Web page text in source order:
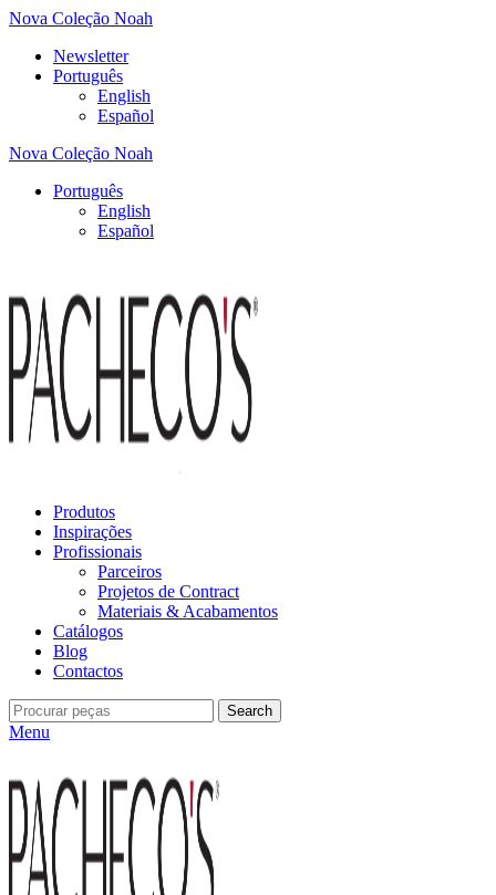
Nova Coleção Noah
Newsletter
Português
English
Español
Nova Coleção Noah
Português
English
Español
Produtos
Inspirações
Profissionais
Parceiros
Projetos de Contract
Materiais & Acabamentos
Catálogos
Blog
Contactos
Search
Menu